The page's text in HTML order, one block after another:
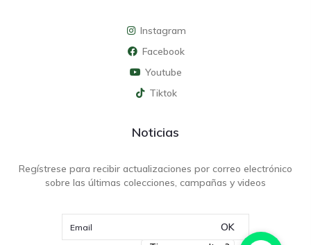
Instagram
Facebook
Youtube
Tiktok
Noticias
Regístrese para recibir actualizaciones por correo electrónico
sobre las últimas colecciones, campañas y videos
OK